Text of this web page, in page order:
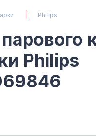
Вс-Пн.
СБ. с 10-00
Philips
Philips